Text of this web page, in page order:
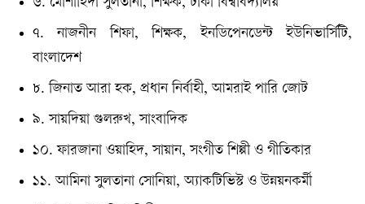
৬. মোশাহিদা সুলতানা, শিক্ষক, ঢাকা বিশ্ববিদ্যালয়
৭. নাজনীন শিফা, শিক্ষক, ইনডিপেনডেন্ট ইউনিভার্সিটি,
বাংলাদেশ
৮. জিনাত আরা হক, প্রধান নির্বাহী, আমরাই পারি জোট
৯. সায়দিয়া গুলরুখ, সাংবাদিক
১০. ফারজানা ওয়াহিদ, সায়ান, সংগীত শিল্পী ও গীতিকার
১১. আমিনা সুলতানা সোনিয়া, অ্যাকটিভিস্ট ও উন্নয়নকর্মী